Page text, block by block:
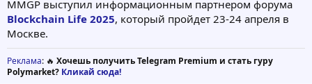
MMGP выступил информационным партнером форума
Blockchain Life 2025, который пройдет 23-24 апреля в
Москве.
Реклама: 🔥 Хочешь получить Telegram Premium и стать гуру
Polymarket? Кликай сюда!